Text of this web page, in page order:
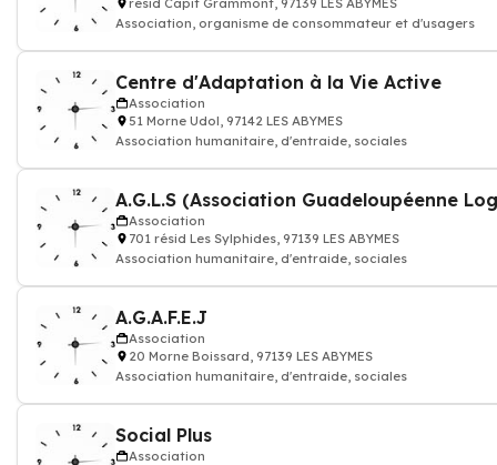
résid Capit Grammont, 97139 LES ABYMES
Association, organisme de consommateur et d'usagers
Centre d'Adaptation à la Vie Active
Association
51 Morne Udol, 97142 LES ABYMES
Association humanitaire, d'entraide, sociales
A.G.L.S (Association Guadeloupéenne
Association
701 résid Les Sylphides, 97139 LES ABYMES
Association humanitaire, d'entraide, sociales
A.G.A.F.E.J
Association
20 Morne Boissard, 97139 LES ABYMES
Association humanitaire, d'entraide, sociales
Social Plus
Association